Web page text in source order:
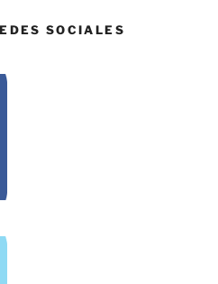
SOCIALES